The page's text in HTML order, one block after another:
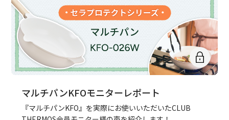
マルチパンKFOモニターレポート
『マルチパンKFO』を実際にお使いいただいたCLUB